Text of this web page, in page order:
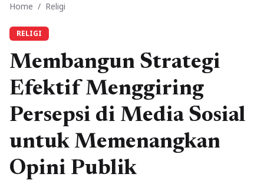
Home / Religi
RELIGI
Membangun Strategi
Efektif Menggiring
Persepsi di Media Sosial
untuk Memenangkan
Opini Publik